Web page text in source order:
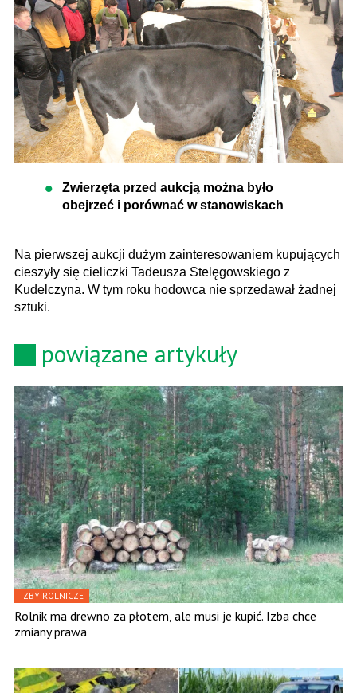
Zwierzęta przed aukcją można było
obejrzeć i porównać w stanowiskach
Na pierwszej aukcji dużym zainteresowaniem kupujących
cieszyły się cieliczki Tadeusza Stelęgowskiego z
Kudelczyna. W tym roku hodowca nie sprzedawał żadnej
sztuki.
powiązane artykuły
IZBY ROLNICZE
Rolnik ma drewno za płotem, ale musi je kupić. Izba chce
zmiany prawa